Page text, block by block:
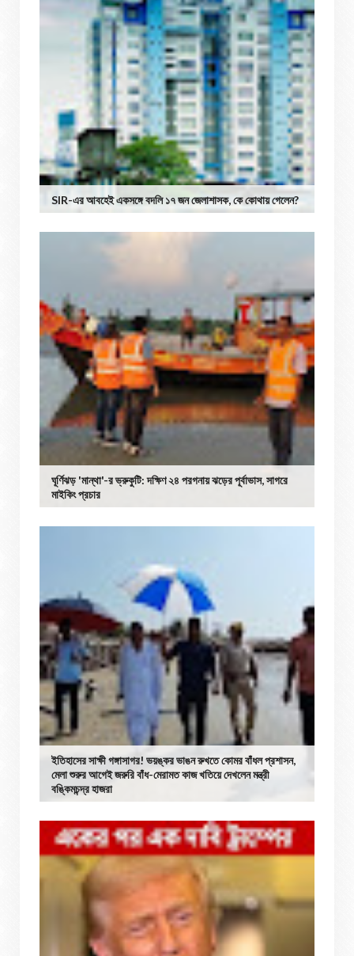
SIR-এর আবহেই একসঙ্গে বদলি ১৭ জন জেলাশাসক, কে কোথায় গেলেন?
ঘূর্ণিঝড় 'মান্থা'-র ভ্রুকুটি: দক্ষিণ ২৪ পরগনায় ঝড়ের পূর্বাভাস, সাগরে
মাইকিং প্রচার
ইতিহাসের সাক্ষী গঙ্গাসাগর! ভয়ঙ্কর ভাঙন রুখতে কোমর বাঁধল প্রশাসন,
মেলা শুরুর আগেই জরুরি বাঁধ-মেরামত কাজ খতিয়ে দেখলেন মন্ত্রী
বঙ্কিমচন্দ্র হাজরা